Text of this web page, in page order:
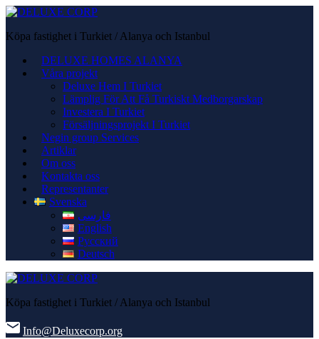
Köpa fastighet i Turkiet / Alanya och Istanbul
DELUXE HOMES ALANYA
Våra projekt
Deluxe Hem I Turkiet
Lämplig För Att Få Turkiskt Medborgarskap
Investera I Turkiet
Försäljningsprojekt I Turkiet
Negin group Services
Artiklar
Om oss
Kontakta oss
Representanter
Svenska
فارسی
English
Русский
Deutsch
Köpa fastighet i Turkiet / Alanya och Istanbul
Info@Deluxecorp.org